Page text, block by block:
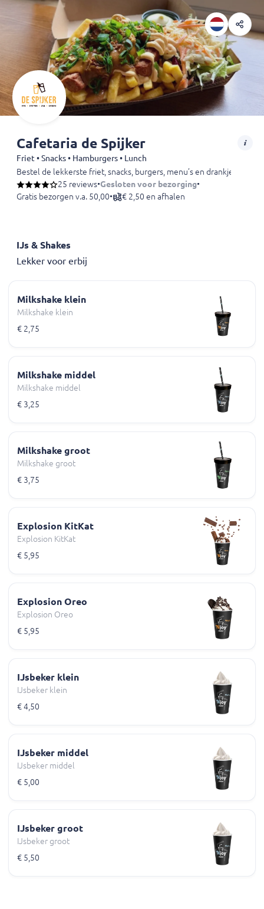
Cafetaria de Spijker
Friet • Snacks • Hamburgers • Lunch
Bestel de lekkerste friet, snacks, burgers, menu’s en drankjes.
25 reviews•Gesloten voor bezorging•
Gratis bezorgen v.a. 50,00• € 2,50 en afhalen
IJs & Shakes
Lekker voor erbij
Milkshake klein
Milkshake klein
€ 2,75
Milkshake middel
Milkshake middel
€ 3,25
Milkshake groot
Milkshake groot
€ 3,75
Explosion KitKat
Explosion KitKat
€ 5,95
Explosion Oreo
Explosion Oreo
€ 5,95
IJsbeker klein
IJsbeker klein
€ 4,50
IJsbeker middel
IJsbeker middel
€ 5,00
IJsbeker groot
IJsbeker groot
€ 5,50